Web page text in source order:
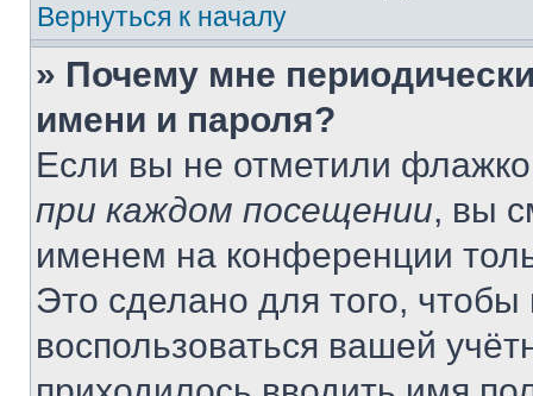
Вернуться к началу
» Почему мне
имени и пароля?
Если вы не отметили
при каждом посещении, вы
именем на конференции
Это сделано для того, чтобы
воспользоваться вашей